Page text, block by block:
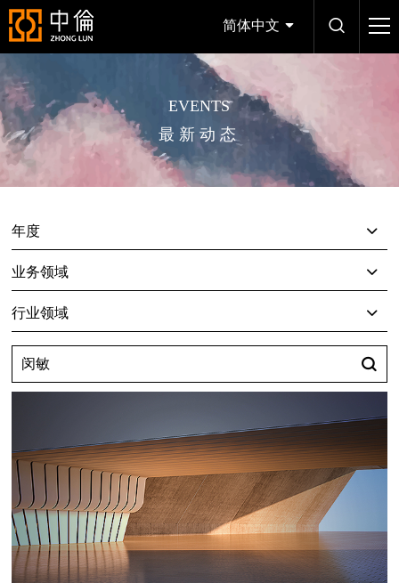
简体中文
EVENTS
最新动态
年度
业务领域
行业领域